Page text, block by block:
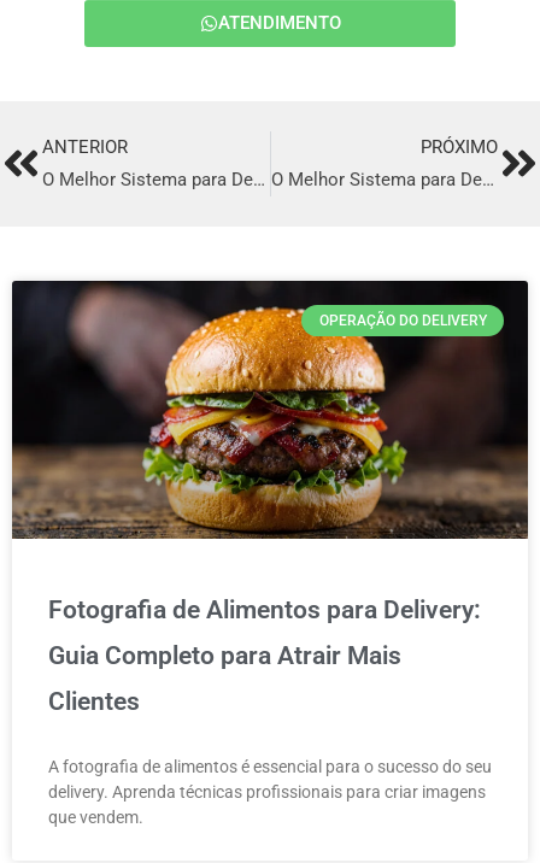
ATENDIMENTO
PrevANTERIOR
O Melhor Sistema para Delivery em São João da Boa Vista
PRÓXIMO
O Melhor Sistema para Delivery em Tangará da Serra
OPERAÇÃO DO DELIVERY
Fotografia de Alimentos para Delivery:
Guia Completo para Atrair Mais
Clientes
A fotografia de alimentos é essencial para o sucesso do seu
delivery. Aprenda técnicas profissionais para criar imagens
que vendem.